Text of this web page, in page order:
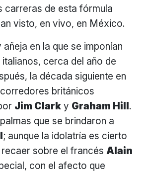
carreras de esta fórmula
visto, en vivo, en México.
en la que se imponían
cerca del año de
la década siguiente en
británicos
Jim Clark y Graham Hill.
que se brindaron a
; aunque la idolatría es cierto
sobre el francésAlain
con el afecto que